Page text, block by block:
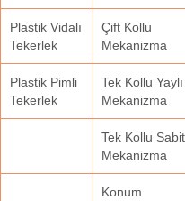
Plastik Vidalı
Tekerlek
Çift Kollu
Mekanizma
Plastik Pimli
Tekerlek
Tek Kollu Yaylı
Mekanizma
Tek Kollu Sabit
Mekanizma
Konum